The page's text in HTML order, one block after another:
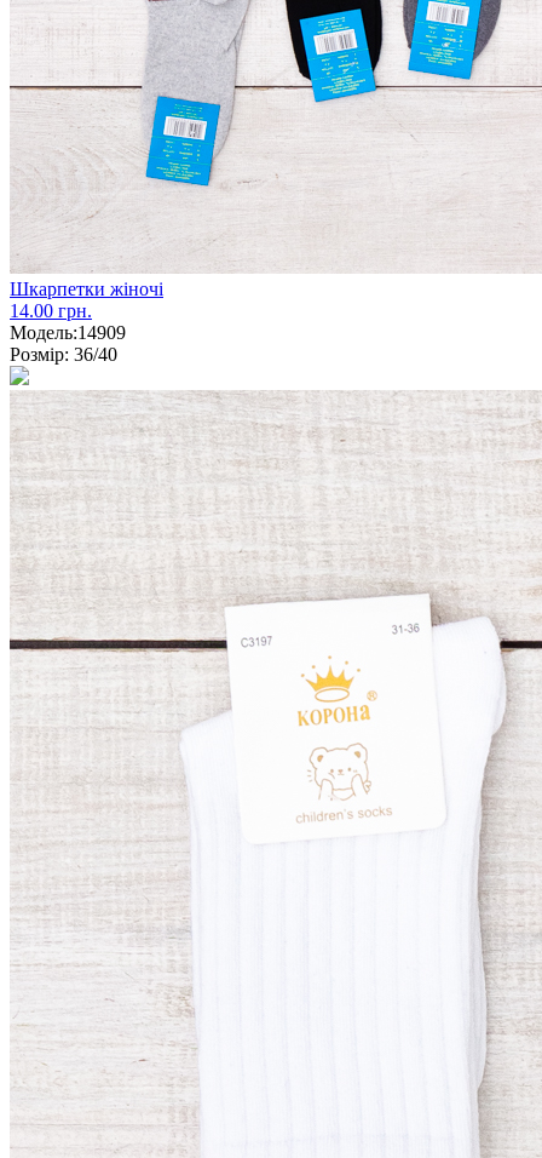
Шкарпетки жіночі
14.00 грн.
Модель:14909
Розмір: 36/40